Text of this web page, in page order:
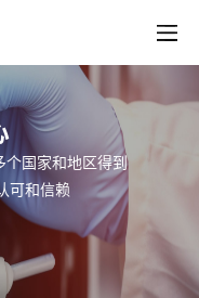
个国家和地区得到
可和信赖